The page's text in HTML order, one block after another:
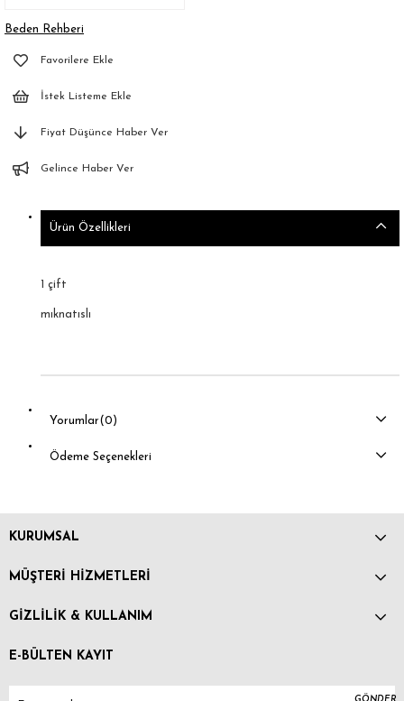
Beden Rehberi
Favorilere Ekle
İstek Listeme Ekle
Fiyat Düşünce Haber Ver
Gelince Haber Ver
Ürün Özellikleri
1 çift
mıknatıslı
Yorumlar(0)
Ödeme Seçenekleri
KURUMSAL
MÜŞTERİ HİZMETLERİ
GİZLİLİK & KULLANIM
E-BÜLTEN KAYIT